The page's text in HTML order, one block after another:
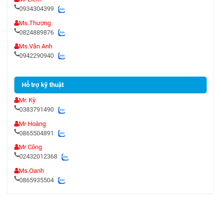
0934304399
Ms.Thương
0824889876
Ms.Vân Anh
0942290940
Hỗ trợ kỹ thuật
Mr. Kỳ
0383791490
Mr Hoàng
0865504891
Mr Công
02432012368
Ms.Oanh
0865935504